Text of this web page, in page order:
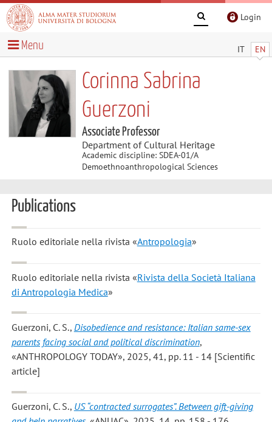
Login
IT EN
Menu
Corinna Sabrina
Guerzoni
Associate Professor
Department of Cultural Heritage
Academic discipline: SDEA-01/A
Demoethnoanthropological Sciences
Publications
Ruolo editoriale nella rivista «Antropologia»
Ruolo editoriale nella rivista «Rivista della Società Italiana
di Antropologia Medica»
Guerzoni, C. S., Disobedience and resistance: Italian same-sex
parents facing social and political discrimination,
«ANTHROPOLOGY TODAY», 2025, 41, pp. 11 - 14 [Scientific
article]
Guerzoni, C. S., US “contracted surrogates”. Between gift-giving